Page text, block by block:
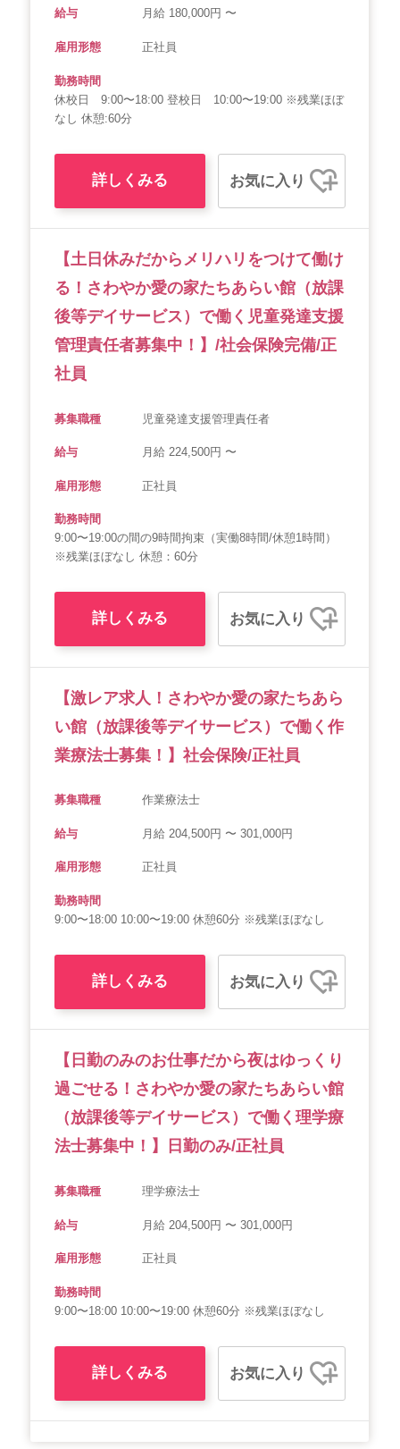
給与 月給 180,000円 〜
雇用形態 正社員
勤務時間
休校日 9:00〜18:00 登校日 10:00〜19:00 ※残業ほぼ
なし 休憩:60分
詳しくみる お気に入り
【土日休みだからメリハリをつけて働け
る！さわやか愛の家たちあらい館（放課
後等デイサービス）で働く児童発達支援
管理責任者募集中！】/社会保険完備/正
社員
募集職種 児童発達支援管理責任者
給与 月給 224,500円 〜
雇用形態 正社員
勤務時間
9:00〜19:00の間の9時間拘束（実働8時間/休憩1時間）
※残業ほぼなし 休憩：60分
詳しくみる お気に入り
【激レア求人！さわやか愛の家たちあら
い館（放課後等デイサービス）で働く作
業療法士募集！】社会保険/正社員
募集職種 作業療法士
給与 月給 204,500円 〜 301,000円
雇用形態 正社員
勤務時間
9:00〜18:00 10:00〜19:00 休憩60分 ※残業ほぼなし
詳しくみる お気に入り
【日勤のみのお仕事だから夜はゆっくり
過ごせる！さわやか愛の家たちあらい館
（放課後等デイサービス）で働く理学療
法士募集中！】日勤のみ/正社員
募集職種 理学療法士
給与 月給 204,500円 〜 301,000円
雇用形態 正社員
勤務時間
9:00〜18:00 10:00〜19:00 休憩60分 ※残業ほぼなし
詳しくみる お気に入り